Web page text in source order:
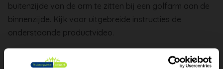
buitenzijde van de arm te zitten bij een golfarm aan de
binnenzijde. Kijk voor uitgebreide instructies de
onderstaande productvideo.